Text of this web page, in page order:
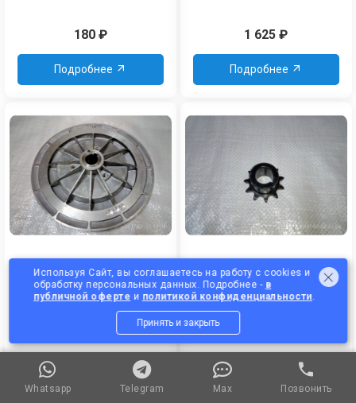
Whatsapp Telegram Max Позвонить
Whatsapp Telegram Max Позвонить
180₽
Подробнее
1 625 ₽
Подробнее
ДИСК ТРАНСМИССИИ
НЕПОДВИЖНЫЙ
Подробнее
ЗВЕЗДА Z-11 ИЖ ДИАМЕТР
25ММ
Подробнее
Используя Сайт, вы соглашаетесь на работу с cookies и
обработку персональных данных. Подробнее - в
публичной оферте и политикой конфиденциальности.
Принять и закрыть